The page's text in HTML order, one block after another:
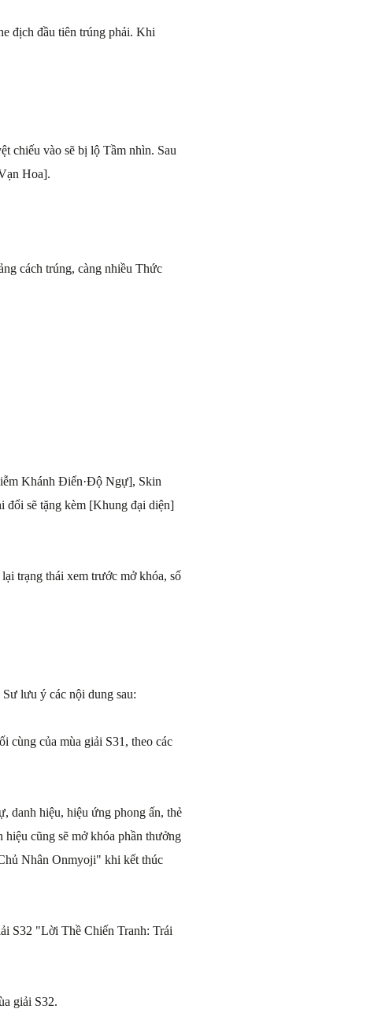
địch đầu tiên trúng phải. Khi
chiếu vào sẽ bị lộ Tầm nhìn. Sau
Hoa].
cách trúng, càng nhiều Thức
Khánh Điển·Độ Ngự], Skin
sẽ tặng kèm [Khung đại diện]
trạng thái xem trước mở khóa, số
lưu ý các nội dung sau:
cùng của mùa giải S31, theo các
danh hiệu, hiệu ứng phong ấn, thẻ
hiệu cũng sẽ mở khóa phần thưởng
Nhân Onmyoji" khi kết thúc
S32 "Lời Thề Chiến Tranh: Trái
giải S32.